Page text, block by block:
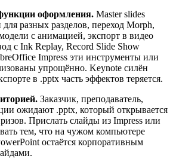
оформления. Master slides
разных разделов, переход Morph,
с анимацией, экспорт в видео
с Ink Replay, Record Slide Show
Impress эти инструменты или
упрощённо. Keynote силён
в .pptx часть эффектов теряется.
Заказчик, преподаватель,
ожидают .pptx, который открывается
Прислать слайды из Impress или
тем, что на чужом компьютере
остаётся корпоративным